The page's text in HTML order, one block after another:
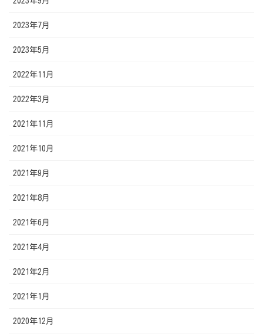
2023年7月
2023年5月
2022年11月
2022年3月
2021年11月
2021年10月
2021年9月
2021年8月
2021年6月
2021年4月
2021年2月
2021年1月
2020年12月